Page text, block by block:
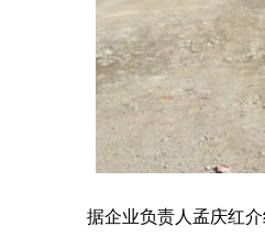
据企业负责人孟庆红介